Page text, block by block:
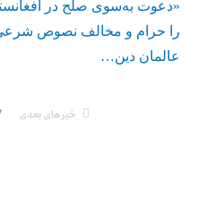
«دعوت به‌سوی صلح در
را حرام و مخالف نصوص شرعی
عالمان دین…
خبرهای بعدی